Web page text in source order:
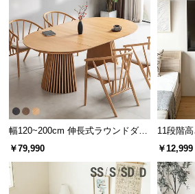
ファブリック生地
伸縮性の少ないしっかりとしたフ
体重をかけても形状を保ちます。
幅120~200cm 伸長式ラウンドダイ
ニングテーブル 6人掛け 天然木突
板 美しい格子デザイン
￥79,990
11段階
キャス
￥12,999